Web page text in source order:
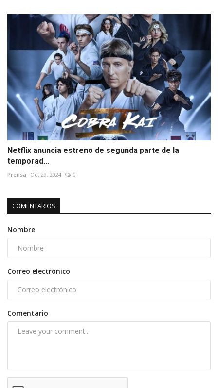
Netflix anuncia estreno de segunda parte de la
temporad...
Prensa Oct 29, 2024 0
COMENTARIOS
Nombre
Correo electrónico
Comentario